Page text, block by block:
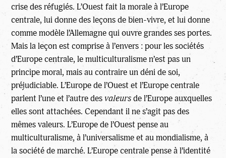
crise des réfugiés. L’Ouest fait la morale à l’Europe
centrale, lui donne des leçons de bien-vivre, et lui donne
comme modèle l’Allemagne qui ouvre grandes ses portes.
Mais la leçon est comprise à l’envers : pour les sociétés
d’Europe centrale, le multiculturalisme n’est pas un
principe moral, mais au contraire un déni de soi,
préjudiciable. L’Europe de l’Ouest et l’Europe centrale
parlent l’une et l’autre des valeursde l’Europe auxquelles
elles sont attachées. Cependant il ne s’agit pas des
mêmes valeurs. L’Europe de l’Ouest pense au
multiculturalisme, à l’universalisme et au mondialisme, à
la société de marché. L’Europe centrale pense à l’identité